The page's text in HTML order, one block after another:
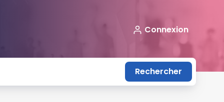
Connexion
Rechercher